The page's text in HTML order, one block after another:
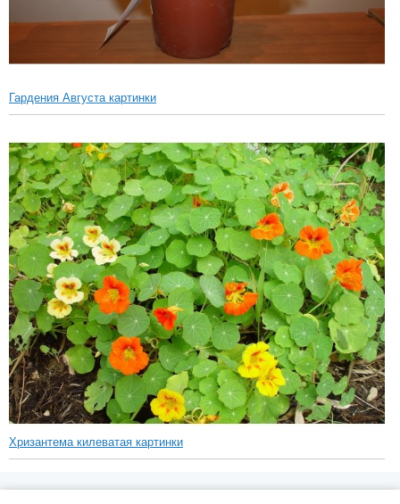
Гардения Августа картинки
Хризантема килеватая картинки